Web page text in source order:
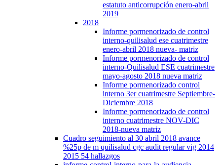
estatuto anticorrupción enero-abril
2019
2018
Informe pormenorizado de control
interno-quilisalud ese cuatrimestre
enero-abril 2018 nueva- matriz
Informe pormenorizado de control
interno-Quilisalud ESE cuatrimestre
mayo-agosto 2018 nueva matriz
Informe pormenorizado control
interno 3er cuatrimestre Septiembre-
Diciembre 2018
Informe pormenorizado de control
interno cuatrimestre NOV-DIC
2018-nueva matriz
Cuadro seguimiento al 30 abril 2018 avance
%25p de m quilisalud cgc audit regular vig 2014
2015 54 hallazgos